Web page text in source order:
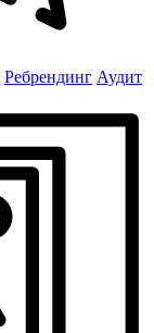
Ребрендинг Аудит